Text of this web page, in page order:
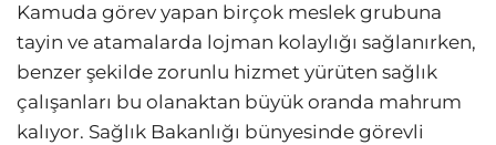
Kamuda görev yapan birçok meslek grubuna
tayin ve atamalarda lojman kolaylığı sağlanırken,
benzer şekilde zorunlu hizmet yürüten sağlık
çalışanları bu olanaktan büyük oranda mahrum
kalıyor. Sağlık Bakanlığı bünyesinde görevli